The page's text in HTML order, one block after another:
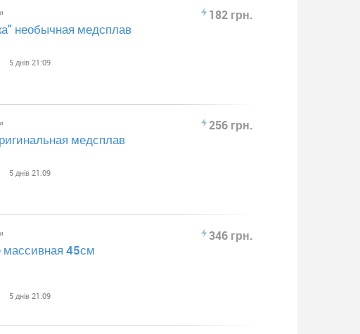
182 грн.
необычная медсплав
5 днів 21:09
256 грн.
медсплав
5 днів 21:09
346 грн.
массивная 45см
5 днів 21:09